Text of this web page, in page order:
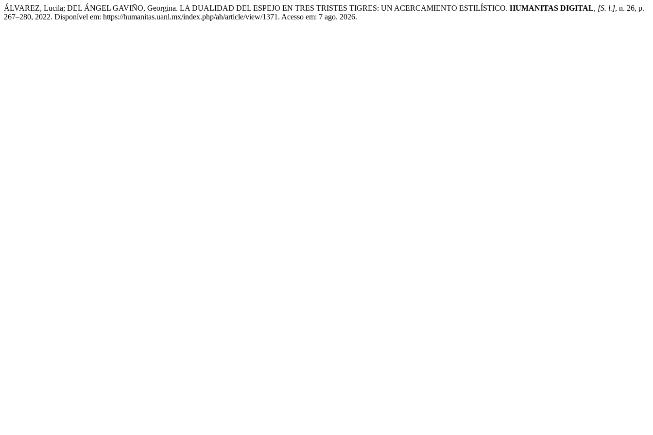
ÁLVAREZ, Lucila; DEL ÁNGEL GAVIÑO, Georgina. LA DUALIDAD DEL ESPEJO EN TRES TRISTES TIGRES: UN ACERCAMIENTO ESTILÍSTICO. HUMANITAS DIGITAL, [S. l.], n. 26, p.
267–280, 2022. Disponível em: https://humanitas.uanl.mx/index.php/ah/article/view/1371. Acesso em: 7 ago. 2026.